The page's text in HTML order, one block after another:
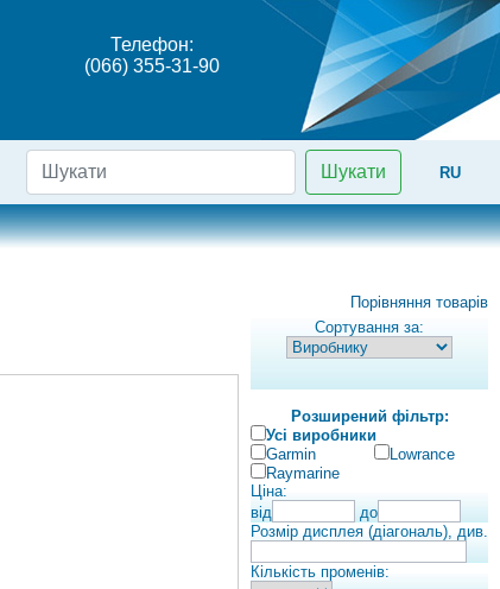
Телефон:
(066) 355-31-90
Шукати RU
Порівняння товарів
Сортування за:
Розширений фільтр:
Усі виробники
Garmin
Lowrance
Raymarine
Ціна:
від
до
Розмір дисплея (діагональ), див.
Кількість променів: